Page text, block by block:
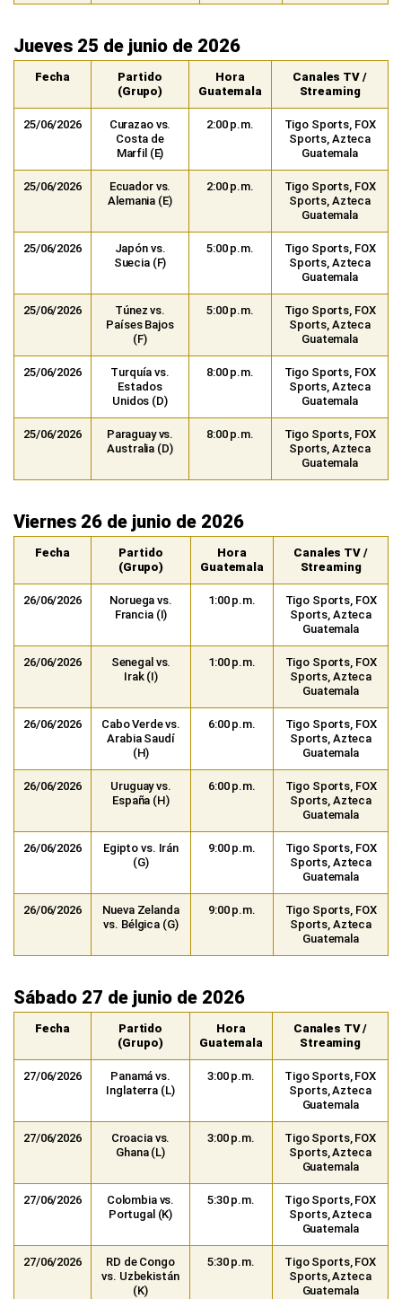
Jueves 25 de junio de 2026
Fecha
Partido
(Grupo)
Hora
Guatemala
Canales TV /
Streaming
25/06/2026
Curazao vs.
Costa de
Marfil (E)
2:00 p.m.
Tigo Sports, FOX
Sports, Azteca
Guatemala
25/06/2026
Ecuador vs.
Alemania (E)
2:00 p.m.
Tigo Sports, FOX
Sports, Azteca
Guatemala
25/06/2026
Japón vs.
Suecia (F)
5:00 p.m.
Tigo Sports, FOX
Sports, Azteca
Guatemala
25/06/2026
Túnez vs.
Países Bajos
(F)
5:00 p.m.
Tigo Sports, FOX
Sports, Azteca
Guatemala
25/06/2026
Turquía vs.
Estados
Unidos (D)
8:00 p.m.
Tigo Sports, FOX
Sports, Azteca
Guatemala
25/06/2026
Paraguay vs.
Australia (D)
8:00 p.m.
Tigo Sports, FOX
Sports, Azteca
Guatemala
Viernes 26 de junio de 2026
Fecha
Partido
(Grupo)
Hora
Guatemala
Canales TV /
Streaming
26/06/2026
Noruega vs.
Francia (I)
1:00 p.m.
Tigo Sports, FOX
Sports, Azteca
Guatemala
26/06/2026
Senegal vs.
Irak (I)
1:00 p.m.
Tigo Sports, FOX
Sports, Azteca
Guatemala
26/06/2026
Cabo Verde vs.
Arabia Saudí
(H)
6:00 p.m.
Tigo Sports, FOX
Sports, Azteca
Guatemala
26/06/2026
Uruguay vs.
España (H)
6:00 p.m.
Tigo Sports, FOX
Sports, Azteca
Guatemala
26/06/2026
Egipto vs. Irán
(G)
9:00 p.m.
Tigo Sports, FOX
Sports, Azteca
Guatemala
26/06/2026
Nueva Zelanda
vs. Bélgica (G)
9:00 p.m.
Tigo Sports, FOX
Sports, Azteca
Guatemala
Sábado 27 de junio de 2026
Fecha
Partido
(Grupo)
Hora
Guatemala
Canales TV /
Streaming
27/06/2026
Panamá vs.
Inglaterra (L)
3:00 p.m.
Tigo Sports, FOX
Sports, Azteca
Guatemala
27/06/2026
Croacia vs.
Ghana (L)
3:00 p.m.
Tigo Sports, FOX
Sports, Azteca
Guatemala
27/06/2026
Colombia vs.
Portugal (K)
5:30 p.m.
Tigo Sports, FOX
Sports, Azteca
Guatemala
27/06/2026
RD de Congo
vs. Uzbekistán
(K)
5:30 p.m.
Tigo Sports, FOX
Sports, Azteca
Guatemala